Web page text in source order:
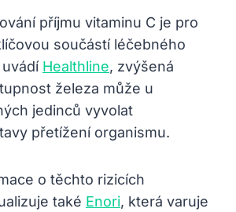
příjmu vitaminu C je pro
součástí léčebného
Healthline, zvýšená
železa může u
jedinců vyvolat
přetížení organismu.
o těchto rizicích
také Enori, která varuje